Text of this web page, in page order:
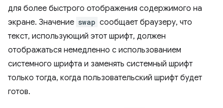
для более быстрого отображения содержимого на
экране. Значение swap сообщает браузеру, что
текст, использующий этот шрифт, должен
отображаться немедленно с использованием
системного шрифта и заменять системный шрифт
только тогда, когда пользовательский шрифт будет
готов.